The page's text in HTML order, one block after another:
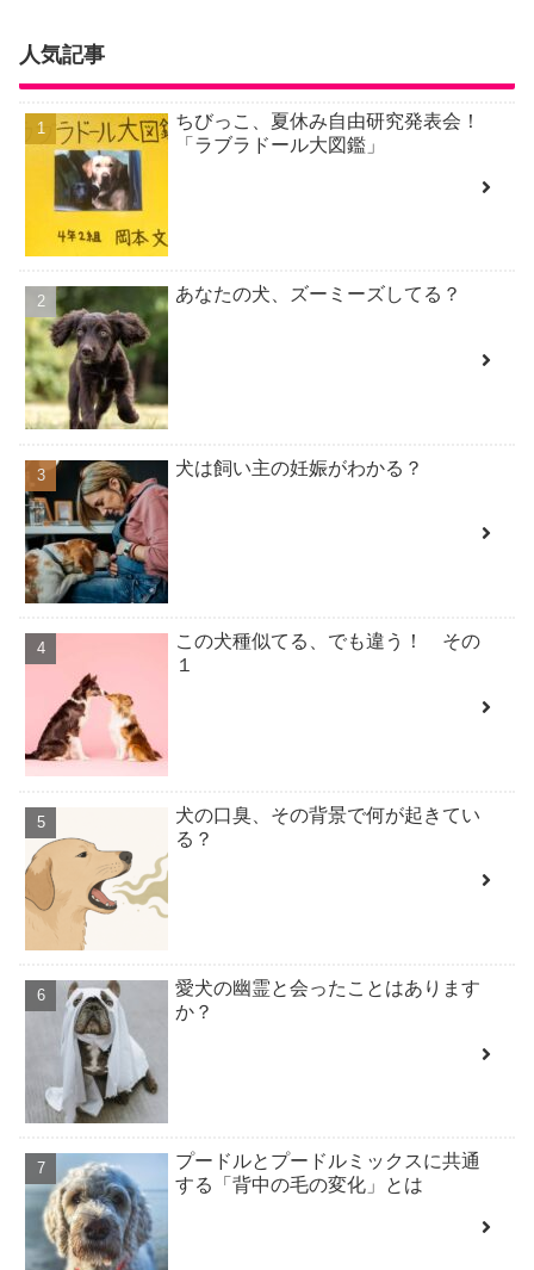
人気記事
ちびっこ、夏休み自由研究発表会！
「ラブラドール大図鑑」
あなたの犬、ズーミーズしてる？
犬は飼い主の妊娠がわかる？
この犬種似てる、でも違う！ その
１
犬の口臭、その背景で何が起きてい
る？
愛犬の幽霊と会ったことはあります
か？
プードルとプードルミックスに共通
する「背中の毛の変化」とは